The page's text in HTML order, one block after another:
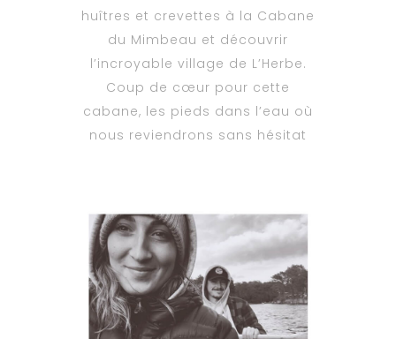
huîtres et crevettes à la Cabane
du Mimbeau et découvrir
l’incroyable village de L’Herbe.
Coup de cœur pour cette
cabane, les pieds dans l’eau où
nous reviendrons sans hésitat